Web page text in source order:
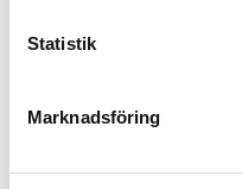
Statistik
Marknadsföring